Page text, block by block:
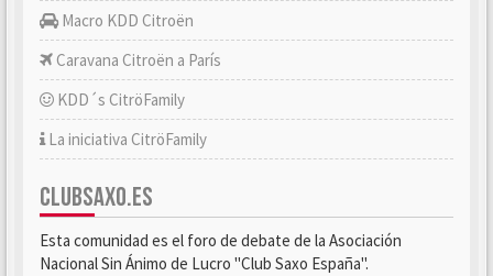
Macro KDD Citroën
Caravana Citroën a París
KDD´s CitröFamily
La iniciativa CitröFamily
CLUBSAXO.ES
Esta comunidad es el foro de debate de la Asociación
Nacional Sin Ánimo de Lucro "Club Saxo España".